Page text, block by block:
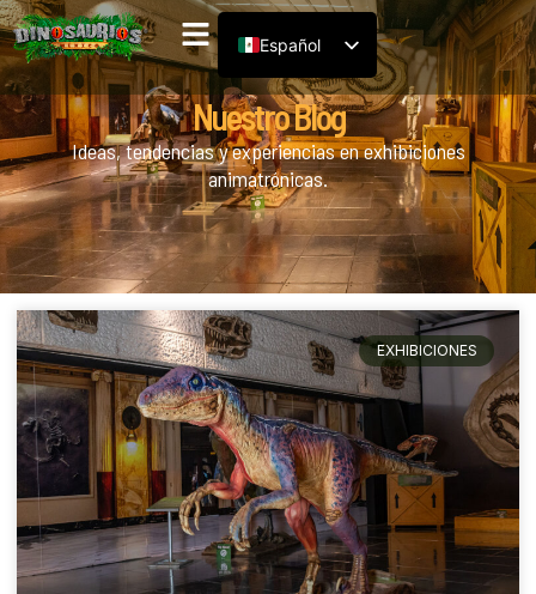
Nuestro Blog
Ideas, tendencias y experiencias en exhibiciones
animatrónicas.
EXHIBICIONES